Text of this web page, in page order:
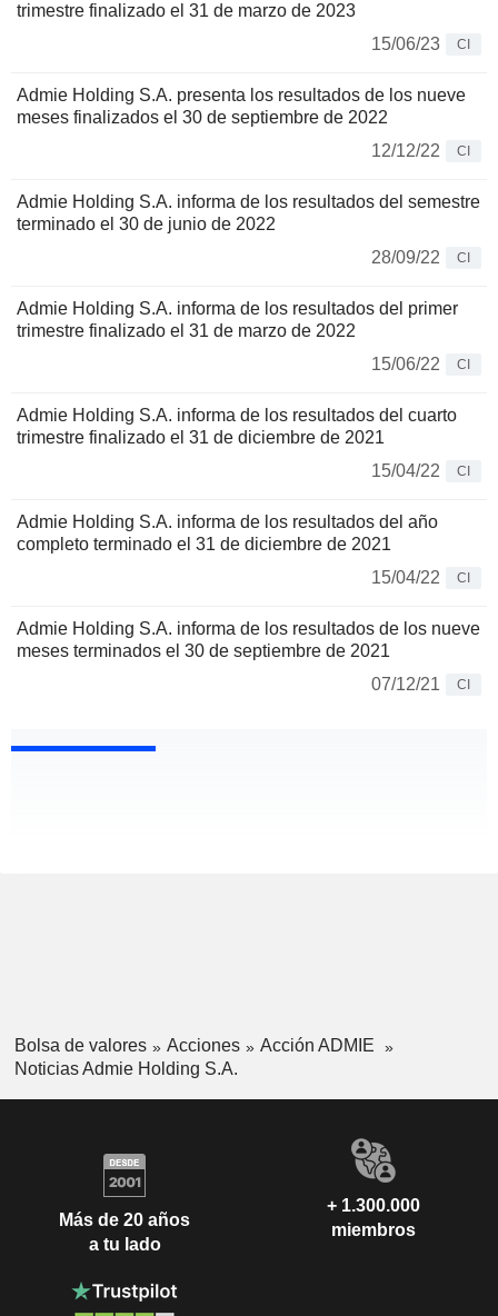
trimestre finalizado el 31 de marzo de 2023
15/06/23
CI
Admie Holding S.A. presenta los resultados de los nueve
meses finalizados el 30 de septiembre de 2022
12/12/22
CI
Admie Holding S.A. informa de los resultados del semestre
terminado el 30 de junio de 2022
28/09/22
CI
Admie Holding S.A. informa de los resultados del primer
trimestre finalizado el 31 de marzo de 2022
15/06/22
CI
Admie Holding S.A. informa de los resultados del cuarto
trimestre finalizado el 31 de diciembre de 2021
15/04/22
CI
Admie Holding S.A. informa de los resultados del año
completo terminado el 31 de diciembre de 2021
15/04/22
CI
Admie Holding S.A. informa de los resultados de los nueve
meses terminados el 30 de septiembre de 2021
07/12/21
CI
Bolsa de valores Acciones
Acción ADMIE
Noticias Admie Holding S.A.
Más de 20 años
a tu lado
+ 1.300.000
miembros